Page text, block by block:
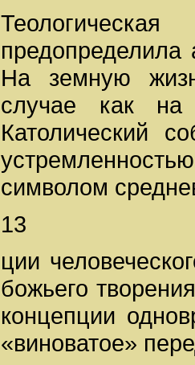
предопределила
На земную
случае как на
Католический
символом
13
ции
божьего
концепции
«виноватое»